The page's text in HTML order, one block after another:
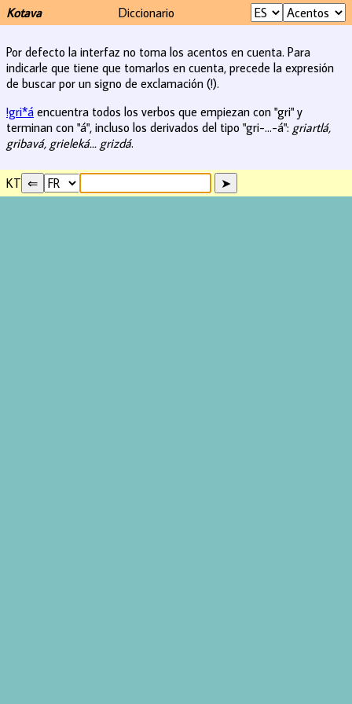
Kotava Diccionario
Por defecto la interfaz no toma los acentos en cuenta. Para
indicarle que tiene que tomarlos en cuenta, precede la expresión
de buscar por un signo de exclamación (!).
!gri*á encuentra todos los verbos que empiezan con "gri" y
terminan con "á", incluso los derivados del tipo "gri-...-á": griartlá,
gribavá, grieleká... grizdá.
KT